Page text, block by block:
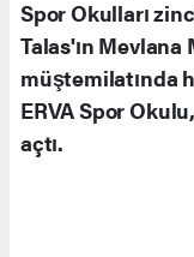
Spor Okulları
Talas'ın
müştemilatında
ERVA Spor
açtı.